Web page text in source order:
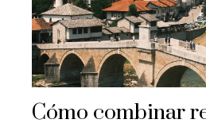
Cómo combinar